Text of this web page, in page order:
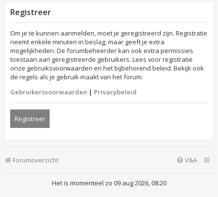
Registreer
Om je te kunnen aanmelden, moet je geregistreerd zijn. Registratie
neemt enkele minuten in beslag, maar geeft je extra
mogelijkheden. De forumbeheerder kan ook extra permissies
toestaan aan geregistreerde gebruikers. Lees voor registratie
onze gebruiksvoorwaarden en het bijbehorend beleid. Bekijk ook
de regels als je gebruik maakt van het forum.
Gebruikersvoorwaarden | Privacybeleid
Registreer
Forumoverzicht V&A
Het is momenteel zo 09 aug 2026, 08:20